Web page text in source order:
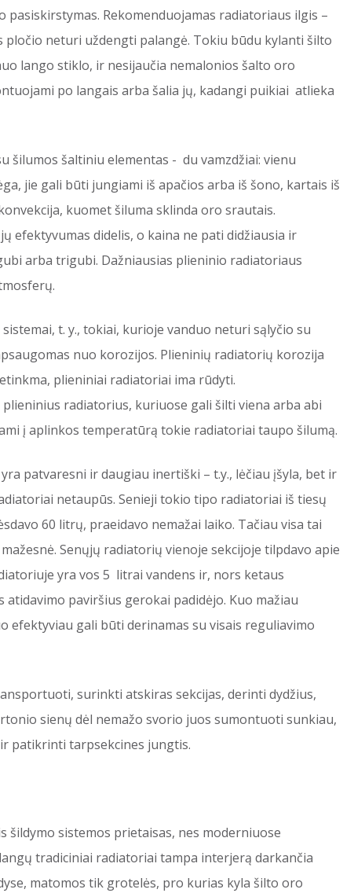
Rekomenduojamas radiatoriaus ilgis –
neturi uždengti palangė. Tokiu būdu kylanti šilto
lango stiklo, ir nesijaučia nemalonios šalto oro
po langais arba šalia jų, kadangi puikiai atlieka
šilumos šaltiniu elementas - du vamzdžiai: vienu
jie gali būti jungiami iš apačios arba iš šono, kartais iš
kuomet šiluma sklinda oro srautais.
efektyvumas didelis, o kaina ne pati didžiausia ir
arba trigubi. Dažniausias plieninio radiatoriaus
t. y., tokiai, kurioje vanduo neturi sąlyčio su
nuo korozijos. Plieninių radiatorių korozija
plieniniai radiatoriai ima rūdyti.
radiatorius, kuriuose gali šilti viena arba abi
į aplinkos temperatūrą tokie radiatoriai taupo šilumą.
patvaresni ir daugiau inertiški – t.y., lėčiau įšyla, bet ir
netaupūs. Senieji tokio tipo radiatoriai iš tiesų
60 litrų, praeidavo nemažai laiko. Tačiau visa tai
Senųjų radiatorių vienoje sekcijoje tilpdavo apie
yra vos 5 litrai vandens ir, nors ketaus
paviršius gerokai padidėjo. Kuo mažiau
efektyviau gali būti derinamas su visais reguliavimo
surinkti atskiras sekcijas, derinti dydžius,
sienų dėl nemažo svorio juos sumontuoti sunkiau,
patikrinti tarpsekcines jungtis.
sistemos prietaisas, nes moderniuose
tradiciniai radiatoriai tampa interjerą darkančia
matomos tik grotelės, pro kurias kyla šilto oro